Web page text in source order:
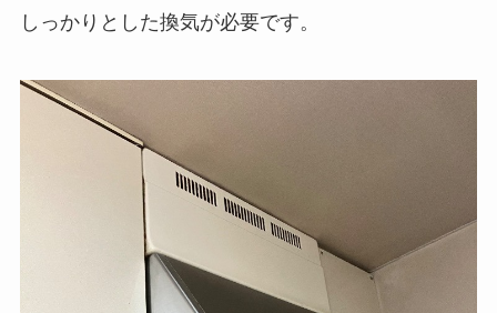
しっかりとした換気が必要です。